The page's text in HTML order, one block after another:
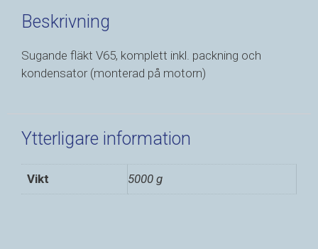
Beskrivning
Sugande fläkt V65, komplett inkl. packning och
kondensator (monterad på motorn)
Ytterligare information
Vikt 5000 g